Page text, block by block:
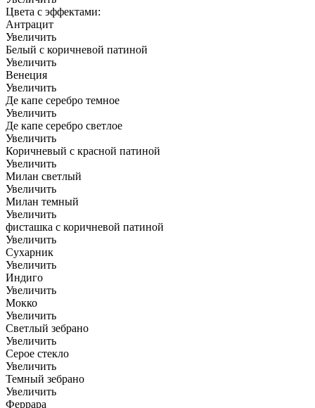
Цвета с эффектами:
Антрацит
Увеличить
Белый с коричневой патиной
Увеличить
Венеция
Увеличить
Де капе серебро темное
Увеличить
Де капе серебро светлое
Увеличить
Коричневый с красной патиной
Увеличить
Милан светлый
Увеличить
Милан темный
Увеличить
фисташка с коричневой патиной
Увеличить
Сухарник
Увеличить
Индиго
Увеличить
Мокко
Увеличить
Светлый зебрано
Увеличить
Серое стекло
Увеличить
Темный зебрано
Увеличить
Феррара